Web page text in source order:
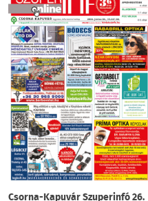
Csorna-Kapuvár Szuperinfó 26.